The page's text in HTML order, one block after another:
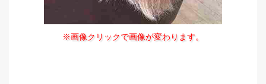
※画像クリックで画像が変わります。